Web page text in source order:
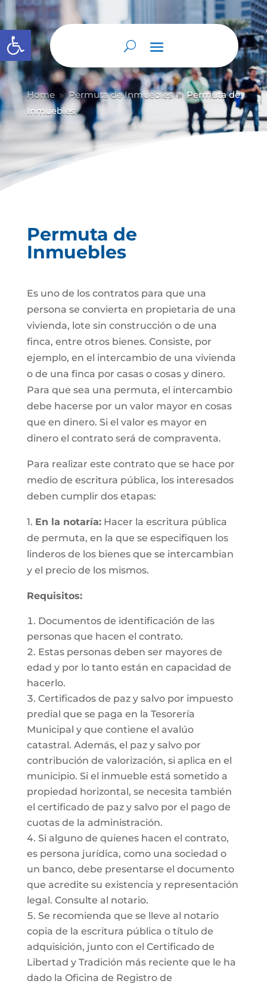
Abrir barra de herramientas
Home 9 Permuta de Inmuebles 9 Permuta de
Inmuebles
Permuta de
Inmuebles
Es uno de los contratos para que una
persona se convierta en propietaria de una
vivienda, lote sin construcción o de una
finca, entre otros bienes. Consiste, por
ejemplo, en el intercambio de una vivienda
o de una finca por casas o cosas y dinero.
Para que sea una permuta, el intercambio
debe hacerse por un valor mayor en cosas
que en dinero. Si el valor es mayor en
dinero el contrato será de compraventa.
Para realizar este contrato que se hace por
medio de escritura pública, los interesados
deben cumplir dos etapas:
1. En la notaría:Hacer la escritura pública
de permuta, en la que se especifiquen los
linderos de los bienes que se intercambian
y el precio de los mismos.
Requisitos:
Documentos de identificación de las
personas que hacen el contrato.
Estas personas deben ser mayores de
edad y por lo tanto están en capacidad de
hacerlo.
Certificados de paz y salvo por impuesto
predial que se paga en la Tesorería
Municipal y que contiene el avalúo
catastral. Además, el paz y salvo por
contribución de valorización, si aplica en el
municipio. Si el inmueble está sometido a
propiedad horizontal, se necesita también
el certificado de paz y salvo por el pago de
cuotas de la administración.
Si alguno de quienes hacen el contrato,
es persona jurídica, como una sociedad o
un banco, debe presentarse el documento
que acredite su existencia y representación
legal. Consulte al notario.
Se recomienda que se lleve al notario
copia de la escritura pública o título de
adquisición, junto con el Certificado de
Libertad y Tradición más reciente que le ha
dado la Oficina de Registro de